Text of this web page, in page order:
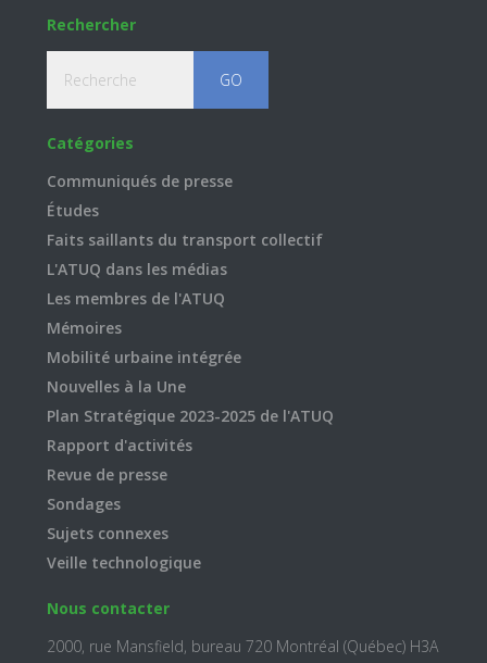
Rechercher
Catégories
Communiqués de presse
Études
Faits saillants du transport collectif
L'ATUQ dans les médias
Les membres de l'ATUQ
Mémoires
Mobilité urbaine intégrée
Nouvelles à la Une
Plan Stratégique 2023-2025 de l'ATUQ
Rapport d'activités
Revue de presse
Sondages
Sujets connexes
Veille technologique
Nous contacter
2000, rue Mansfield, bureau 720 Montréal (Québec) H3A